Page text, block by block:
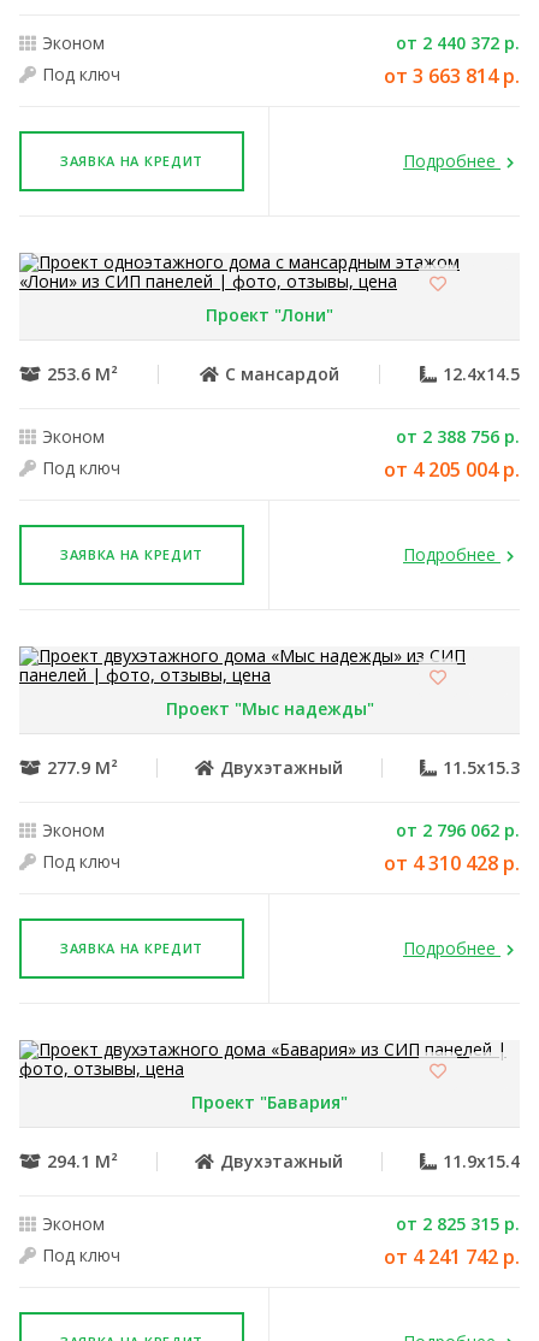
Эконом
от 2 440 372 р.
Под ключ
от 3 663 814 р.
ЗАЯВКА НА КРЕДИТ Подробнее
Проект "Лони"
253.6 М² С мансардой 12.4x14.5
Эконом
от 2 388 756 р.
Под ключ
от 4 205 004 р.
ЗАЯВКА НА КРЕДИТ Подробнее
Проект "Мыс надежды"
277.9 М² Двухэтажный 11.5x15.3
Эконом
от 2 796 062 р.
Под ключ
от 4 310 428 р.
ЗАЯВКА НА КРЕДИТ Подробнее
Проект "Бавария"
294.1 М² Двухэтажный 11.9x15.4
Эконом
от 2 825 315 р.
Под ключ
от 4 241 742 р.